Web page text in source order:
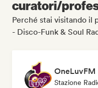
curatori/
Perché stai visitando il
- Disco-Funk & Soul
OneLuvFM
Stazione